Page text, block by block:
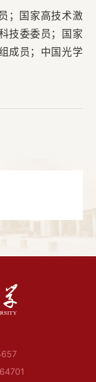
；国家高技术激
技委委员；国家
成员；中国光学